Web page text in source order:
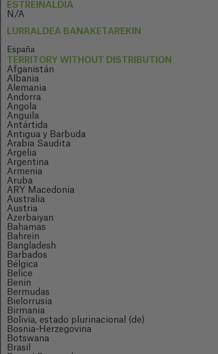
ESTREINALDIA
N/A
LURRALDEA BANAKETAREKIN
España
TERRITORY WITHOUT DISTRIBUTION
Afganistán
Albania
Alemania
Andorra
Angola
Anguila
Antártida
Antigua y Barbuda
Arabia Saudita
Argelia
Argentina
Armenia
Aruba
ARY Macedonia
Australia
Austria
Azerbaiyan
Bahamas
Bahrein
Bangladesh
Barbados
Bélgica
Belice
Benin
Bermudas
Bielorrusia
Birmania
Bolivia, estado plurinacional (de)
Bosnia-Herzegovina
Botswana
Brasil